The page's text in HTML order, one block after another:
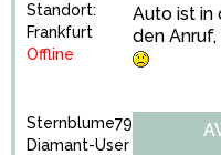
Standort:
Frankfurt
Offline
Auto ist in
den Anruf,
Sternblume79
Diamant-User